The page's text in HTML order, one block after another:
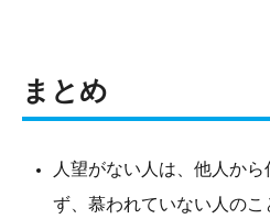
まとめ
人望がない人は、他人か
ず、慕われていない人のこ